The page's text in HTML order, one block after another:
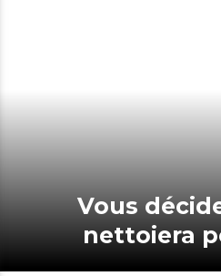
Vous décidez, Conga
nettoiera